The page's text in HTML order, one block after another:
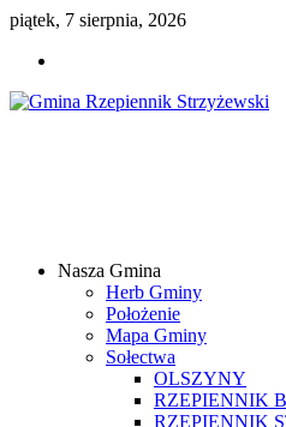
piątek, 7 sierpnia, 2026
Samorządowy
Internetowy
Nasza Gmina
Herb Gminy
Położenie
Mapa Gminy
Sołectwa
OLSZYNY
RZEPIENNIK
RZEPIENNIK